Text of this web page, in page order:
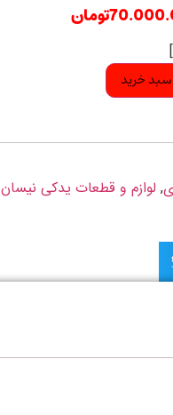
تومان
سبد خرید
, لوازم و قطعات یدکی نیسان